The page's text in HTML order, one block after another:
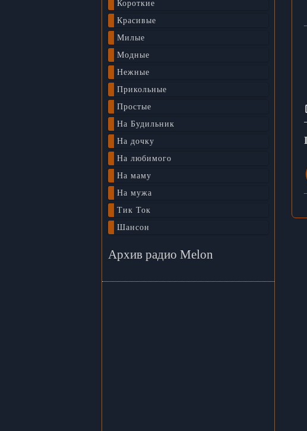
Короткие
Красивые
Милые
Модные
Нежные
Прикольные
Простые
На Будильник
На дочку
На любимого
На маму
На мужа
Тик Ток
Шансон
Архив радио Melon